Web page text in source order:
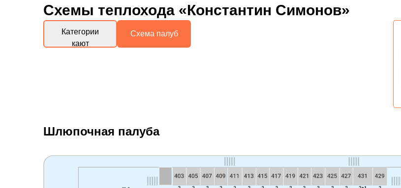
Схемы теплохода «Константин Симонов»
Категории
кают
Схема палуб
Шлюпочная палуба